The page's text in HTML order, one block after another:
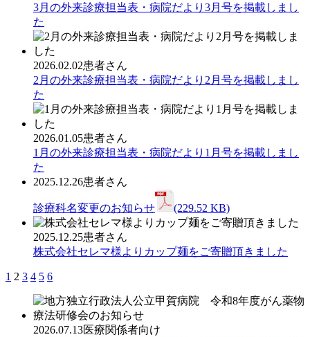
3月の外来診療担当表・病院だより3月号を掲載しまし
た
2026.02.02患者さん
2月の外来診療担当表・病院だより2月号を掲載しまし
た
2026.01.05患者さん
1月の外来診療担当表・病院だより1月号を掲載しまし
た
2025.12.26患者さん
診療科名変更のお知らせ (229.52 KB)
2025.12.25患者さん
株式会社セレマ様よりカップ麺をご寄贈頂きました
1 2 3 4 5 6
2026.07.13医療関係者向け